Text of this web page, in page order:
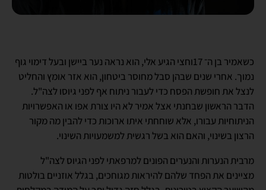
כשאמיר בן ה־ 17וחצי הגיע אלי, הוא נראה נער ביישן ובעל דימוי גוף
נמוך. אחרי שנים שבהן סבל מחוסר ביטחון, הוא אזר אומץ והחליט
לנצל את חופשת הפסח כדי לעבור ניתוח אף לפני גיוסו לצה"ל.
הדבר הראשון שבחנתי אצל אמיר לא היו צורת אפו או האפשרויות
הניתוחיות עבורו, אלא שוחחתי איתו ארוכות כדי להבין מה מקור
הרצון בשינוי, והאם הוא בשל רגשית למשמעויות השינוי.
מרבית הנערות והנערים הפונים למרפאתי לפני הגיוס לצה"ל
מציינים את הפחד שלהם להיראות מגוחכים, בגלל אוזניים בולטות